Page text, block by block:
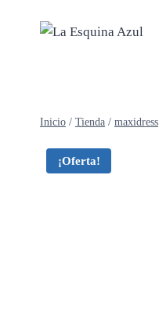
Inicio / Tienda / maxidress
¡Oferta!